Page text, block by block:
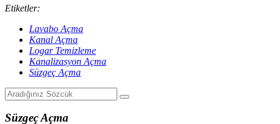
Etiketler:
Lavabo Açma
Kanal Açma
Logar Temizleme
Kanalizasyon Açma
Süzgeç Açma
Süzgeç Açma